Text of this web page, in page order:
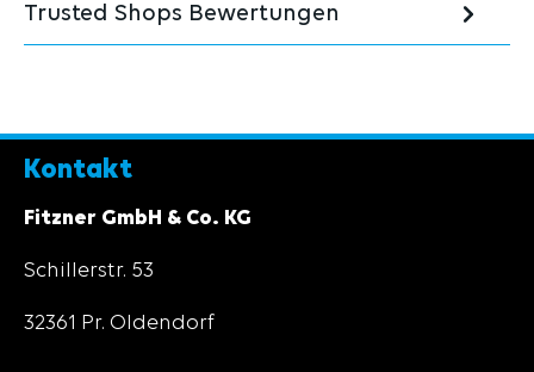
Trusted Shops Bewertungen
Kontakt
Fitzner GmbH & Co. KG
Schillerstr. 53
32361 Pr. Oldendorf